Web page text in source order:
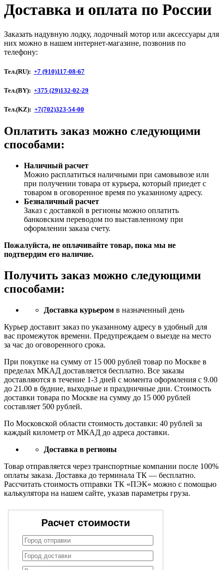
Доставка и оплата по России
Заказать надувную лодку, лодочный мотор или аксессуары для
них можно в нашем интернет-магазине, позвонив по
телефону:
Тел.(RU): +7 (910)117-08-67
Тел.(BY): +375 (29)132-02-29
Тел.(KZ): +7(702)323-54-00
Оплатить заказ можно следующими
способами:
Наличный расчет
Можно расплатиться наличными при самовывозе или
при получении товара от курьера, который приедет с
товаром в оговоренное время по указанному адресу.
Безналичный расчет
Заказ c доставкой в регионы можно оплатить
банковским переводом по выставленному при
оформлении заказа счету.
Пожалуйста, не оплачивайте товар, пока мы не
подтвердим его наличие.
Получить заказ можно следующими
способами:
Доставка курьером в назначенный день
Курьер доставит заказ по указанному адресу в удобный для
вас промежуток времени. Предупреждаем о выезде на место
за час до оговоренного срока.
При покупке на сумму от 15 000 рублей товар по Москве в
пределах МКАД доставляется бесплатно. Все заказы
доставляются в течение 1-3 дней с момента оформления с 9.00
до 21.00 в будние, выходные и праздничные дни. Стоимость
доставки товара по Москве на сумму до 15 000 рублей
составляет 500 рублей.
По Московской области стоимость доставки: 40 рублей за
каждый километр от МКАД до адреса доставки.
Доставка в регионы
Товар отправляется через транспортные компании после 100%
оплаты заказа. Доставка до терминала ТК — бесплатно.
Рассчитать стоимость отправки ТК «ПЭК» можно с помощью
калькулятора на нашем сайте, указав параметры груза.